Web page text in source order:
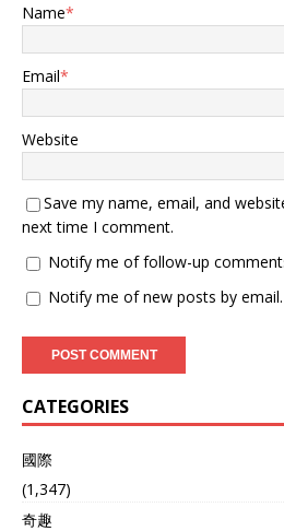
Name*
Email*
Website
Save my name, email, and
next time I comment.
Notify me of follow-up
Notify me of new posts by email.
CATEGORIES
國際
(1,347)
奇趣